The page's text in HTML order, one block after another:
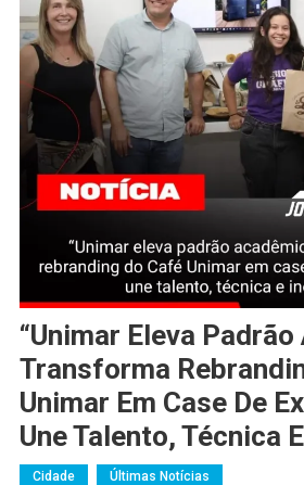
“Unimar Eleva
Transforma
Unimar Em Case De
Une Talento, Técnica
Cidade Últimas Notícias